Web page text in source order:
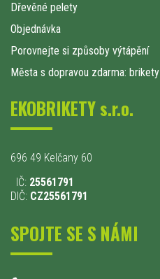
Dřevěné pelety
Objednávka
Porovnejte si způsoby výtápění
Města s dopravou zdarma: brikety
EKOBRIKETY s.r.o.
696 49 Kelčany 60
IČ: 25561791
DIČ: CZ25561791
SPOJTE SE S NÁMI